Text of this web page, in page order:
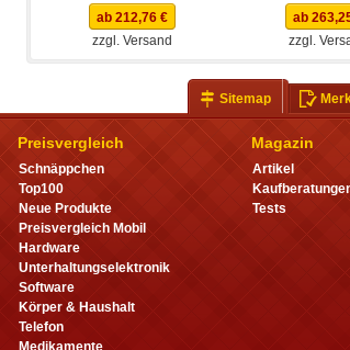
ab 212,76 €
zzgl. Versand
ab
zzgl.
Sitemap
Preisvergleich
Schnäppchen
Top100
Neue Produkte
Preisvergleich Mobil
Hardware
Unterhaltungselektronik
Software
Körper & Haushalt
Telefon
Medikamente
Magazin
Artikel
Tests